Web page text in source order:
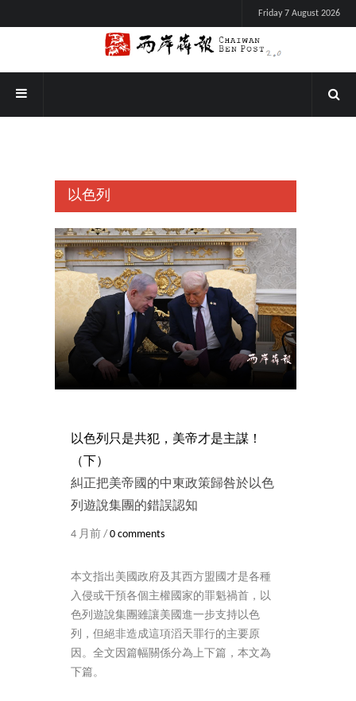
Friday 7 August 2026
以色列
以色列只是共犯，美帝才是主謀！
（下）
糾正把美帝國的中東政策歸咎於以色
列遊說集團的錯誤認知
4 月前 /0 comments
本文指出美國政府及其西方盟國才是各種
入侵或干預各個主權國家的罪魁禍首，以
色列遊說集團雖讓美國進一步支持以色
列，但絕非造成這項滔天罪行的主要原
因。全文因篇幅關係分為上下篇，本文為
下篇。